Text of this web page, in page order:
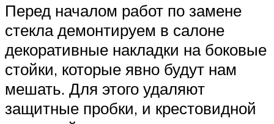
Перед началом работ по замене
стекла демонтируем в салоне
декоративные накладки на боковые
стойки, которые явно будут нам
мешать. Для этого удаляют
защитные пробки, и крестовидной